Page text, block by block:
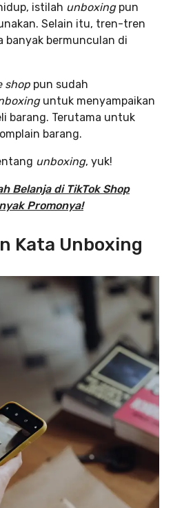
istilah unboxingpun
Selain itu, tren-tren
banyak bermunculan di
shop pun sudah
untuk menyampaikan
barang. Terutama untuk
barang.
unboxing, yuk!
Belanja di TikTok Shop
Promonya!
Kata Unboxing